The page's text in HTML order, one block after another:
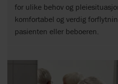
for ulike behov og
komfortabel og verdig
pasienten eller beboeren.